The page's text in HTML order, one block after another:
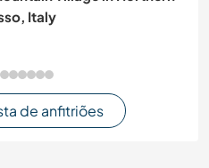
Italy
de anfitriões